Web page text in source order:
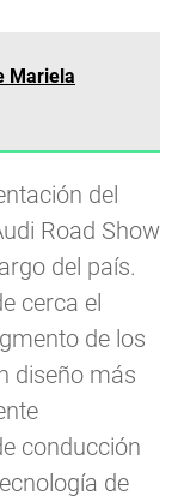
Mariela
del
Road Show
del país.
cerca el
de los
diseño más
conducción
de